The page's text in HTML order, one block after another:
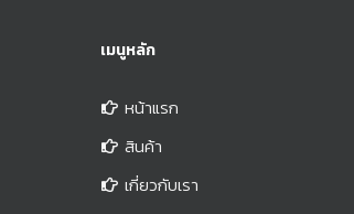
เมนูหลัก
หน้าแรก
สินค้า
เกี่ยวกับเรา